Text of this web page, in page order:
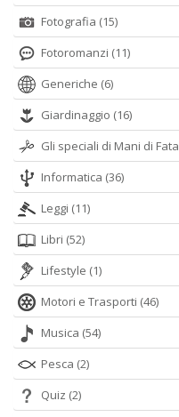
Fotografia (15)
Fotoromanzi (11)
Generiche (6)
Giardinaggio (16)
Gli speciali di Mani di Fata
Informatica (36)
Leggi (11)
Libri (52)
Lifestyle (1)
Motori e Trasporti (46)
Musica (54)
Pesca (2)
Quiz (2)